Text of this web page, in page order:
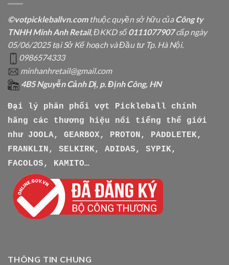
©votpickleballvn.comthuộc quyền sở hữu củaCông ty
TNHH Minh Anh Retail, ĐKKD số0111077907cấp ngày
05/06/2025 tại Sở Kế hoạch và Đầu tư Tp. Hà Nội.
0986574333
minhanhretail@gmail.com
4B5 Nguyễn Cảnh Dị, p. Định Công, HN
Đại lý phân phối vợt Pickleball chính
hãng các thương hiệu nổi tiếng thế giới
như
JOOLA, GEARBOX, PROTON, PADDLETEK,
FRANKLIN, SELKIRK, ADIDAS, SYPIK,
FACOLOS, KAMITO…
THÔNG TIN CHUNG